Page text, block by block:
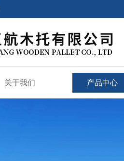
关于我们 产品中心